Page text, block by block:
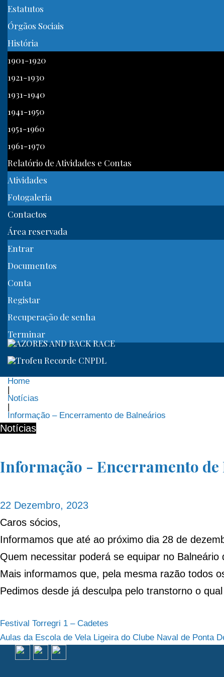
Estatutos
Órgãos Sociais
História
1901-1920
1921-1930
1931-1940
1941-1950
1951-1960
1961-1970
Relatório de Atividades e Contas
Atividades
Fotogaleria
Contactos
Área reservada
Entrar
Documentos
Conta
Registar
Recuperação de senha
Terminar
Home
|
Notícias
|
Informação – Encerramento de Balneários
Notícias
Informação - Encerramento de
22 Dezembro, 2023
Caros sócios,
Informamos que até ao próximo dia 28 de
Quem necessitar poderá se equipar no
Mais informamos que, pela mesma razão todos
Pedimos desde já desculpa pelo transtorno o
Navegação
de
Festival Torregri 1 – Cadetes
Aulas da Escola de Vela Ligeira do Clube Naval de Ponta